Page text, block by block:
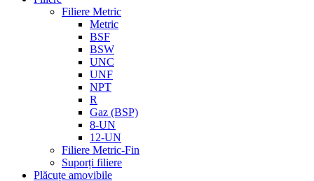
Filiere Metric
Metric
BSF
BSW
UNC
UNF
NPT
R
Gaz (BSP)
8-UN
12-UN
Filiere Metric-Fin
Suporți filiere
Plăcuțe amovibile